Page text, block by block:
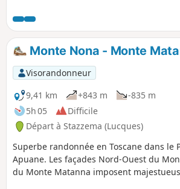
Apuane et Massa jusqu'à la mer à l'Ouest
plongeante sur les lacs de Vagli Sotto
Monte Nona - Monte
Visorandonneur
9,41 km
+843 m
-835 m
5h 05
Difficile
Départ à Stazzema (Lucques)
Superbe randonnée en Toscane dans le
Apuane. Les façades Nord-Ouest du
du Monte Matanna imposent